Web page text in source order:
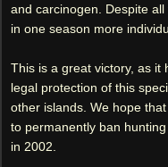
and carcinogen. Despite
in one season more
This is a great victory, as it
legal protection of this
other islands. We hope
to permanently ban
in 2002.